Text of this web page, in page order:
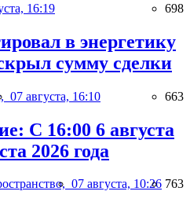
16:19 698
в энергетику
сумму сделки
07 августа, 16:10 663
С 16:00 6 августа
2026 года
07 августа, 10:26 763